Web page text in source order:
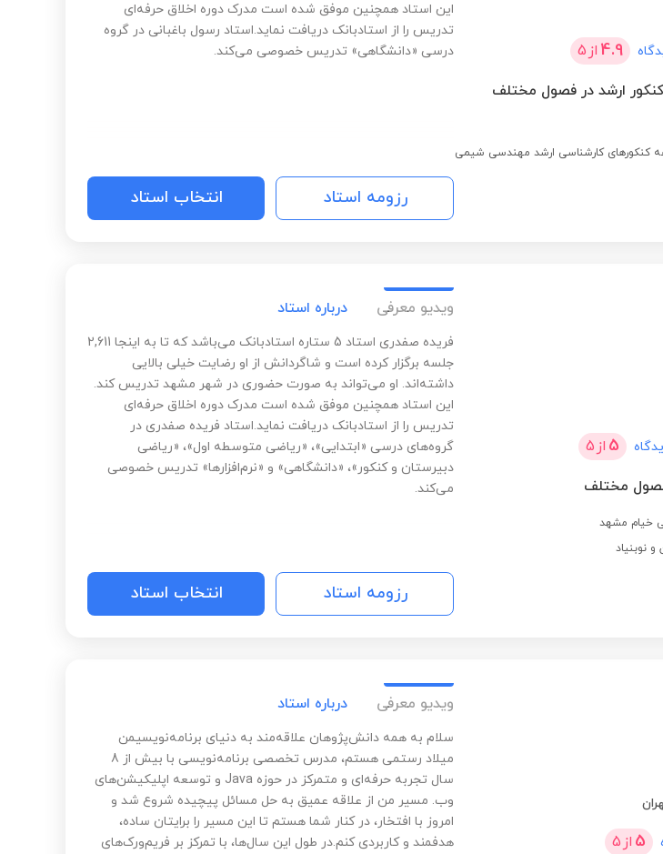
4.9 از 5
این استاد همچنین موفق شده است مدرک دوره اخلاق حرفه‌ای
تدریس را از استادبانک دریافت نماید.استاد رسول باغبانی در گروه
درسی «دانشگاهی» تدریس خصوصی می‌کند.
رزومه استاد انتخاب استاد
5 از 5
خیام مشهد
ویدیو معرفی درباره استاد
فریده صفدری استاد 5 ستاره استادبانک می‌باشد که تا به اینجا 2,611
جلسه برگزار کرده است و شاگردانش از او رضایت خیلی بالایی
داشته‌اند. او می‌تواند به صورت حضوری در شهر مشهد تدریس کند.
این استاد همچنین موفق شده است مدرک دوره اخلاق حرفه‌ای
تدریس را از استادبانک دریافت نماید.استاد فریده صفدری در
گروه‌های درسی «ابتدایی»، «ریاضی متوسطه اول»، «ریاضی
دبیرستان و کنکور»، «دانشگاهی» و «نرم‌افزارها» تدریس خصوصی
می‌کند.
رزومه استاد انتخاب استاد
5 از 5
ویدیو معرفی درباره استاد
سلام به همه دانش‌پژوهان علاقه‌مند به دنیای برنامه‌نویسیمن
میلاد رستمی هستم، مدرس تخصصی برنامه‌نویسی با بیش از 8
سال تجربه حرفه‌ای و متمرکز در حوزه Java و توسعه اپلیکیشن‌های
وب. مسیر من از علاقه عمیق به حل مسائل پیچیده شروع شد و
امروز با افتخار، در کنار شما هستم تا این مسیر را برایتان ساده،
هدفمند و کاربردی کنم.در طول این سال‌ها، با تمرکز بر فریم‌ورک‌های